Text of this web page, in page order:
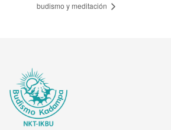
budismo y meditación